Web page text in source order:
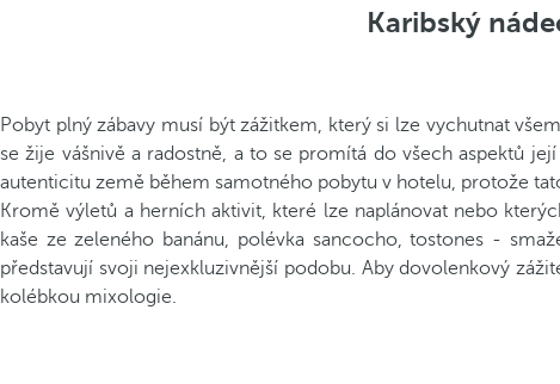
Karibský
Pobyt plný zábavy musí být zážitkem, který si lze vychutnat
se žije vášnivě a radostně, a to se promítá do všech aspektů
autenticitu země během samotného pobytu v hotelu, protože
Kromě výletů a herních aktivit, které lze naplánovat nebo
kaše ze zeleného banánu, polévka sancocho, tostones -
představují svoji nejexkluzivnější podobu. Aby dovolenkový
kolébkou mixologie.